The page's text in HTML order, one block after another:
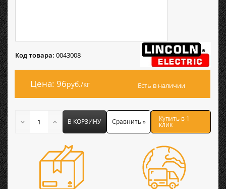
Код товара: 0043008
Цена: 96руб./кг Есть в наличии
В КОРЗИНУ Сравнить » Купить в 1
клик